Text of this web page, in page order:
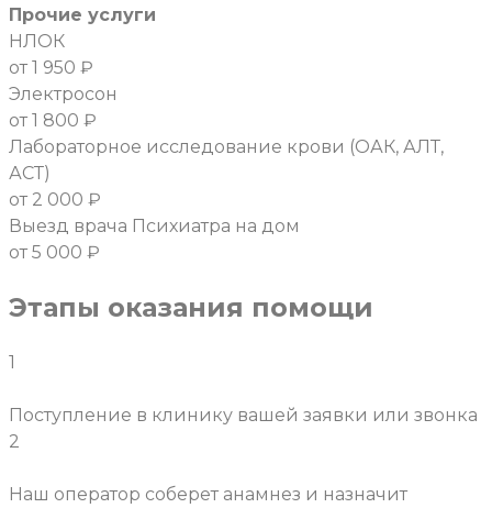
Прочие услуги
НЛОК
от 1 950 ₽
Электросон
от 1 800 ₽
Лабораторное исследование крови (ОАК, АЛТ,
АСТ)
от 2 000 ₽
Выезд врача Психиатра на дом
от 5 000 ₽
Этапы оказания помощи
1
Поступление в клинику вашей заявки или звонка
2
Наш оператор соберет анамнез и назначит